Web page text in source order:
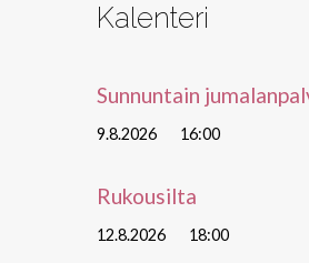
Kalenteri
Sunnuntain
9.8.2026 16:00
Rukousilta
12.8.2026 18:00